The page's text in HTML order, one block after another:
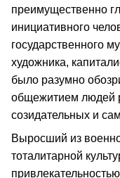
преимущественно
инициативного
государственного
художника,
было разумно
общежитием людей
созидательных и
Выросший из
тоталитарной